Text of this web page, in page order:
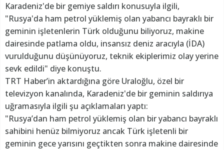
Karadeniz'de bir gemiye saldırı konusuyla ilgili,
"Rusya'da ham petrol yüklemiş olan yabancı bayraklı bir
geminin işletenlerin Türk olduğunu biliyoruz, makine
dairesinde patlama oldu, insansız deniz aracıyla (İDA)
vurulduğunu düşünüyoruz, teknik ekiplerimiz olay yerine
sevk edildi" diye konuştu.
TRT Haber’in aktardığına göre Uraloğlu, özel bir
televizyon kanalında, Karadeniz'de bir geminin saldırıya
uğramasıyla ilgili şu açıklamaları yaptı:
"Rusya’dan ham petrol yüklemiş olan bir yabancı bayraklı
sahibini henüz bilmiyoruz ancak Türk işletenli bir
geminin gece yarısını geçtikten sonra makine dairesinde